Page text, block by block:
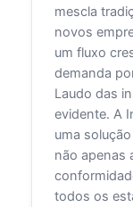
mescla
novos
um fluxo
demanda
Laudo das
evidente. A
uma
não apenas
todos os